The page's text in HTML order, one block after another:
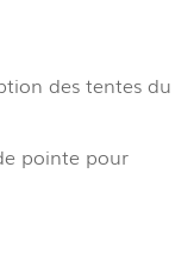
des tentes du
pointe pour